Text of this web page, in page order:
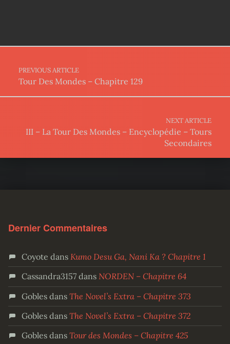
Post navigation
PREVIOUS ARTICLE
Tour Des Mondes – Chapitre 129
NEXT ARTICLE
III – La Tour Des Mondes – Encyclopédie – Tours
Secondaires
Dernier Commentaires
Coyote dans Kumo Desu Ga, Nani Ka ? Chapitre 1
Cassandra3157dans NORDEN – Chapitre 64
Goblesdans The Novel’s Extra – Chapitre 373
Goblesdans The Novel’s Extra – Chapitre 372
Goblesdans Tour des Mondes – Chapitre 425